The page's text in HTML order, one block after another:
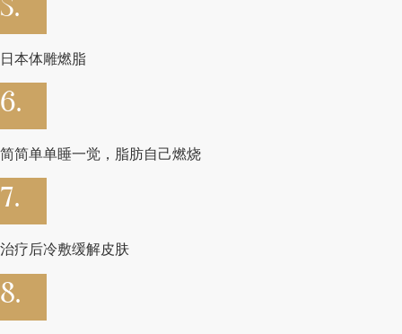
5.
日本体雕燃脂
6.
简简单单睡一觉，脂肪自己燃烧
7.
治疗后冷敷缓解皮肤
8.